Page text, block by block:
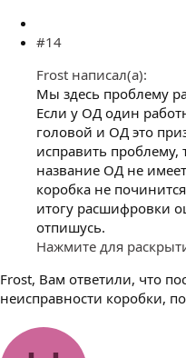
#14
Frost написал(а):
Мы здесь проблему
Если у ОД один
головой и ОД это
исправить проблему,
название ОД не
коробка не
итогу расшифровки
отпишусь.
Нажмите для
Frost, Вам ответили, что
неисправности коробки,